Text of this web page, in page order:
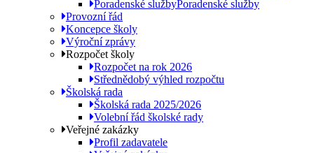
Poradenské službyPoradenské služby
Provozní řád
Koncepce školy
Výroční zprávy
Rozpočet školy
Rozpočet na rok 2026
Střednědobý výhled rozpočtu
Školská rada
Školská rada 2025/2026
Volební řád školské rady
Veřejné zakázky
Profil zadavatele